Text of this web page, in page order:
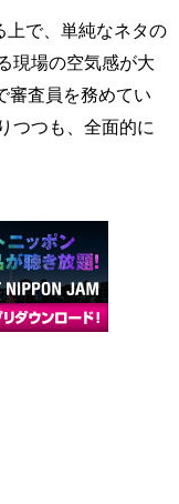
上で、単純なネタの
現場の空気感が大
審査員を務めてい
つつも、全面的に